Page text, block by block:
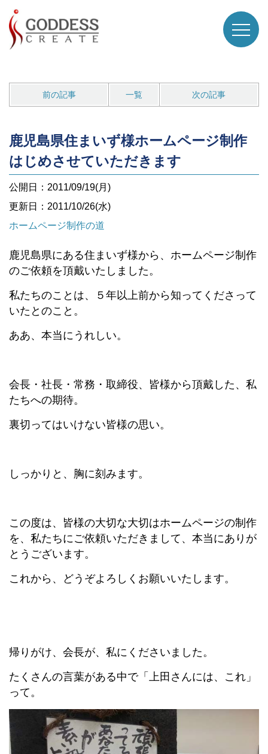
前の記事 一覧 次の記事
鹿児島県住まいず様ホームページ制作
はじめさせていただきます
公開日：2011/09/19(月)
更新日：2011/10/26(水)
ホームページ制作の道
鹿児島県にある住まいず様から、ホームページ制作
のご依頼を頂戴いたしました。
私たちのことは、５年以上前から知ってくださって
いたとのこと。
ああ、本当にうれしい。
会長・社長・常務・取締役、皆様から頂戴した、私
たちへの期待。
裏切ってはいけない皆様の思い。
しっかりと、胸に刻みます。
この度は、皆様の大切な大切はホームページの制作
を、私たちにご依頼いただきまして、本当にありが
とうございます。
これから、どうぞよろしくお願いいたします。
帰りがけ、会長が、私にくださいました。
たくさんの言葉がある中で「上田さんには、これ」
って。